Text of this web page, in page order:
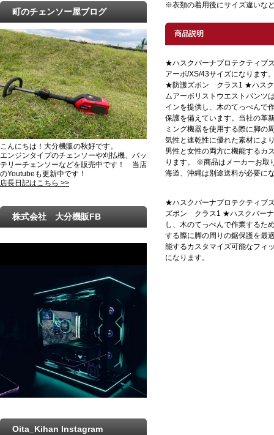
※衣類の着用後にサイズ違いな
商品説明
★ハスクバーナプロテクティブ
アーボ/XS/43サイズになりま
★防護ズボン クラス1 ★ハスク
ムアーボリストウエストパンツ
インを提供し、木のてっぺんで
保護を備えています。当社の革
ミング機器を使用する際に脚の
気性と速乾性に優れた素材によ
男性と女性の両方に機能するカ
ります。 ※商品はメーカーお
海道、沖縄は別途送料が必要に
★ハスクバーナプロテクティブ
ズボン クラス1 ★ハスクバーナ
し、木のてっぺんで作業するた
する際に脚の周りの鋸保護を最
能するカスタマイズ可能なフィ
になります。
町のチェンソー屋ブログ
こんにちは！大分機販の秋好です。
エンジンタイプのチェンソーや刈払機、バッ
テリーチェンソーなどを販売中です！ 当店
のYoutubeも更新中です！
店長日記はこちら >>
株式会社 大分機販FB
Oita_Kihan Instagram